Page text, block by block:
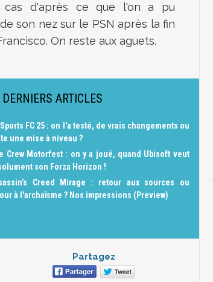
cas d'après ce que l'on a pu
son nez sur le PSN après la fin
On reste aux aguets.
ARTICLES
Sports FC 25 : on l'a testé, de vrais changements ou
une mise à niveau ?
Crew Motorfest : on y a joué, quand Ubisoft veut
son Forza Horizon !
Creed Mirage : retour aux sources ou
à l'archaïsme ? Nos impressions (Preview)
Partagez